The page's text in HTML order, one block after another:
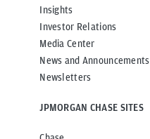
Insights
Investor Relations
Media Center
News and Announcements
Newsletters
JPMORGAN CHASE SITES